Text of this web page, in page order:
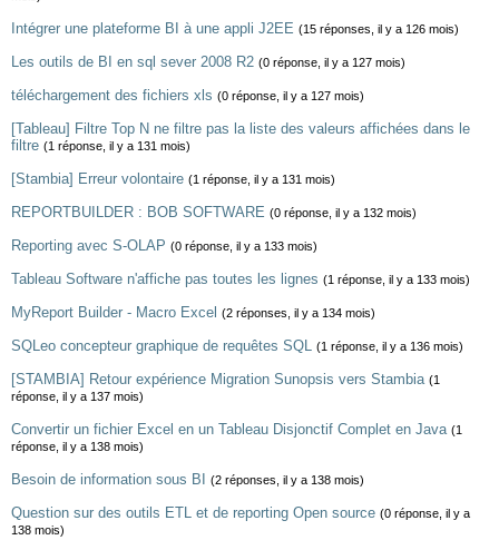
Intégrer une plateforme BI à une appli J2EE (15 réponses, il y a 126 mois)
Les outils de BI en sql sever 2008 R2 (0 réponse, il y a 127 mois)
téléchargement des fichiers xls (0 réponse, il y a 127 mois)
[Tableau] Filtre Top N ne filtre pas la liste des valeurs affichées dans le
filtre (1 réponse, il y a 131 mois)
[Stambia] Erreur volontaire (1 réponse, il y a 131 mois)
REPORTBUILDER : BOB SOFTWARE (0 réponse, il y a 132 mois)
Reporting avec S-OLAP (0 réponse, il y a 133 mois)
Tableau Software n'affiche pas toutes les lignes (1 réponse, il y a 133 mois)
MyReport Builder - Macro Excel (2 réponses, il y a 134 mois)
SQLeo concepteur graphique de requêtes SQL (1 réponse, il y a 136 mois)
[STAMBIA] Retour expérience Migration Sunopsis vers Stambia (1
réponse, il y a 137 mois)
Convertir un fichier Excel en un Tableau Disjonctif Complet en Java (1
réponse, il y a 138 mois)
Besoin de information sous BI (2 réponses, il y a 138 mois)
Question sur des outils ETL et de reporting Open source (0 réponse, il y a
138 mois)